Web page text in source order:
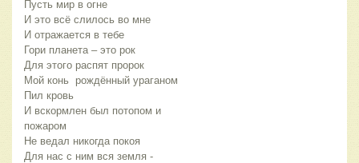
Пусть мир в огне
И это всё слилось во мне
И отражается в тебе
Гори планета – это рок
Для этого распят пророк
Мой конь рождённый ураганом
Пил кровь
И вскормлен был потопом и
пожаром
Не ведал никогда покоя
Для нас с ним вся земля -